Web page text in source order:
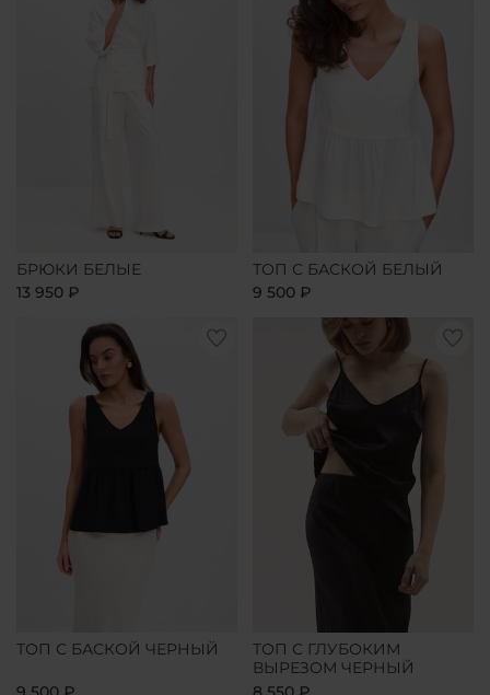
БРЮКИ БЕЛЫЕ
13 950 ₽
ТОП С БАСКОЙ БЕЛЫЙ
9 500 ₽
ТОП С БАСКОЙ ЧЕРНЫЙ
ТОП С ГЛУБОКИМ
ВЫРЕЗОМ ЧЕРНЫЙ